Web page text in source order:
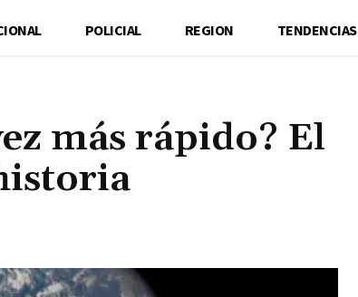
POLICIAL REGION TENDENCIAS
más rápido? El